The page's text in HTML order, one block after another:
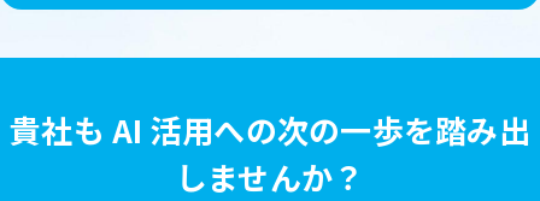
貴社も AI 活用への次の一歩を踏み出
しませんか？